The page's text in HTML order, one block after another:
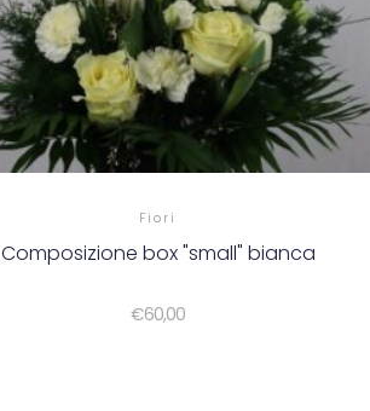
Fiori
Composizione box "small" bianca
€60,00